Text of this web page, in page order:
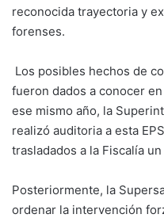
reconocida trayectoria y
forenses.
Los posibles hechos de
fueron dados a conocer
ese mismo año, la
realizó auditoria a esta
trasladados a la Fiscalía
Posteriormente, la
ordenar la intervención